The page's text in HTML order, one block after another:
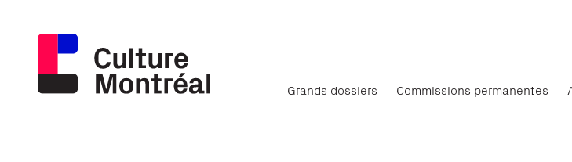
Grands dossiers Commissions permanentes